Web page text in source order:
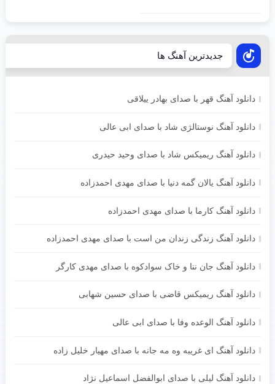
جدیدترین آهنگ ها
دانلود آهنگ قهر با صدای بهادر ییلاقی
دانلود آهنگ نوستالژی شاد با صدای ابی عالی
دانلود آهنگ ریمیکس شاد با صدای وحید حیدری
دانلود آهنگ یالان گمه دنیا با صدای مهدی احمدزاده
دانلود آهنگ کارما با صدای مهدی احمدزاده
دانلود آهنگ زندگی زندان من است با صدای مهدی احمدزاده
دانلود آهنگ جان ننا و خاک سوادکوه با صدای مهدی کارگر
دانلود آهنگ ریمیکس قاضی با صدای حسین شهابی
دانلود آهنگ الوعده وفا با صدای ابی عالی
دانلود آهنگ ای غریبه وه مه جانه با صدای مهیار خلیل زاده
دانلود آهنگ لیلی با صدای ابوالفضل اسماعیل نژاد